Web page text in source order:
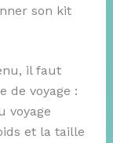
son kit
il faut
de voyage :
voyage
et la taille